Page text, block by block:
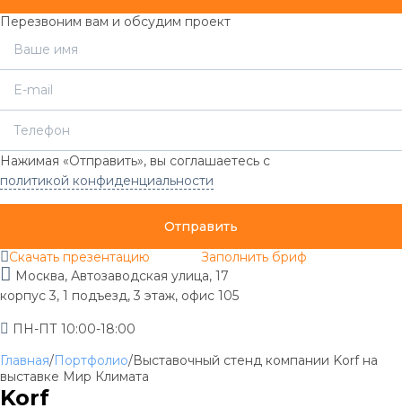
Перезвоним вам и обсудим проект
Нажимая «Отправить», вы соглашаетесь с
политикой конфиденциальности
Отправить
Скачать презентацию
Заполнить бриф
Москва, Автозаводская улица, 17
корпус 3, 1 подъезд, 3 этаж, офис 105
ПН-ПТ 10:00-18:00
Главная/Портфолио/Выставочный стенд компании Korf на
выставке Мир Климата
Korf